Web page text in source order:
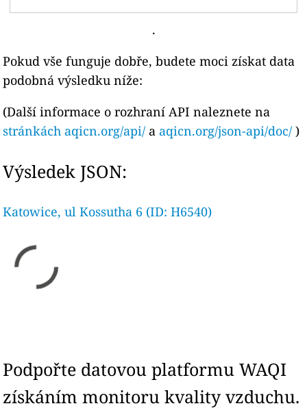
.
Pokud vše funguje dobře, budete moci získat data
podobná výsledku níže:
(Další informace o rozhraní API naleznete na
stránkách aqicn.org/api/ a aqicn.org/json-api/doc/ )
Výsledek JSON:
Katowice, ul Kossutha 6 (ID: H6540)
Podpořte datovou platformu WAQI
získáním monitoru kvality vzduchu.